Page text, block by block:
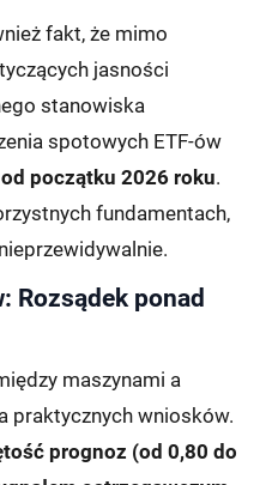
fakt, że mimo
jasności
stanowiska
spotowych ETF-ów
początku 2026 roku.
fundamentach,
Rozsądek ponad
maszynami a
praktycznych wniosków.
prognoz (od 0,80 do